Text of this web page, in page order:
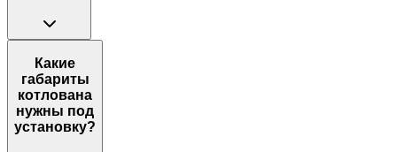
Какие
габариты
котлована
нужны под
установку?